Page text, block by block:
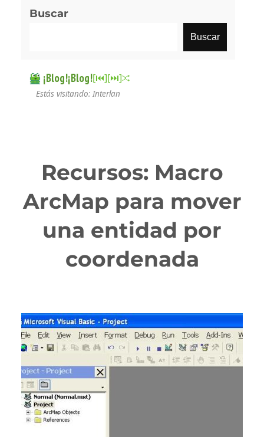
Buscar
Buscar
¡Blog!¡Blog![⏮︎][⏭︎]
Estás visitando: Interlan
Recursos: Macro
ArcMap para mover
una entidad por
coordenada